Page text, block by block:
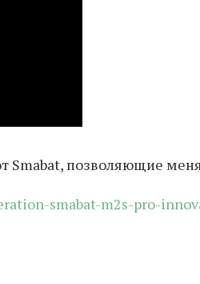
Smabat, позволяющие
smabat-m2s-pro-